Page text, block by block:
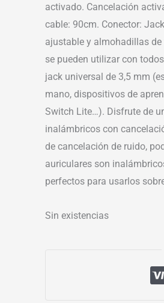
activado. Cancelación
cable: 90cm. Conector:
ajustable y almohadillas
se pueden utilizar con
jack universal de 3,5 mm
mano, dispositivos de
Switch Lite…). Disfrute de
inalámbricos con
de cancelación de ruido,
auriculares son
perfectos para usarlos
Sin existencias